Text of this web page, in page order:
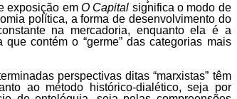
exposição em O Capital significa o modo de
política, a forma de desenvolvimento do
na mercadoria, enquanto ela é a
contém o “germe” das categorias mais
perspectivas ditas “marxistas” têm
ao método histórico-dialético, seja por